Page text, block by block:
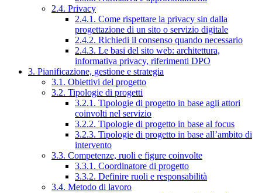
2.4. Privacy
2.4.1. Come rispettare la privacy sin dalla
progettazione di un sito o servizio digitale
2.4.2. Richiedi il consenso quando necessario
2.4.3. Le basi del sito web: architettura,
informativa privacy, riferimenti DPO
3. Pianificazione, gestione e strategia
3.1. Obiettivi del progetto
3.2. Tipologie di progetti
3.2.1. Tipologie di progetto in base agli attori
coinvolti nel servizio
3.2.2. Tipologie di progetto in base al focus
3.2.3. Tipologie di progetto in base all’ambito di
intervento
3.3. Competenze, ruoli e figure coinvolte
3.3.1. Coordinatore di progetto
3.3.2. Definire ruoli e responsabilità
3.4. Metodo di lavoro